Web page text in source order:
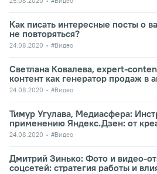
Как писать интересные посты о
не повторяться?
24.08.2020 #Видео
Светлана Ковалева, expert-
контент как генератор продаж в
24.08.2020 #Видео
Тимур Угулава, Медиасфера:
применению Яндекс.Дзен: от
24.08.2020 #Видео
Дмитрий Зинько: Фото и видео-
соцсетей: стратегия работы и